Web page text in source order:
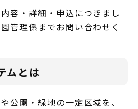
容・詳細・申込につきまし
管理係までお問い合わせく
ムとは
公園・緑地の一定区域を、